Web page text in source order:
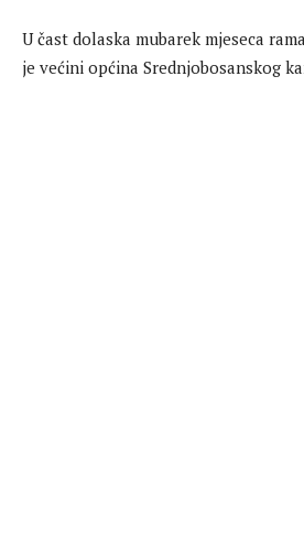
U čast dolaska mubarek mjeseca
je većini općina Srednjobosanskog